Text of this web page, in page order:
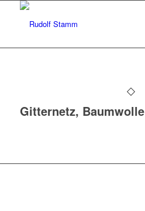
Gitternetz, Baumwolle